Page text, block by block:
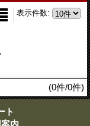
表示件数:
(0件/0件)
ト
内